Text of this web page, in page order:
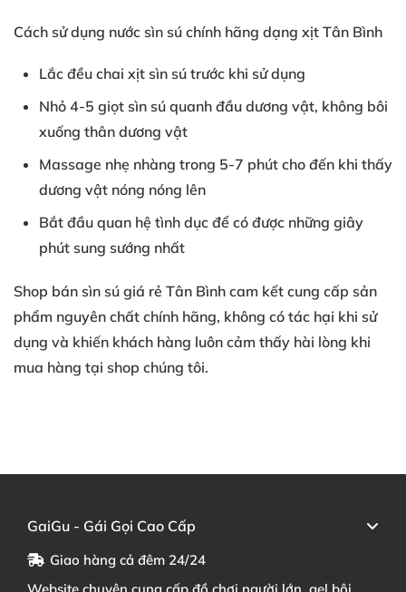
Cách sử dụng nước sìn sú chính hãng dạng xịt Tân Bình
Lắc đều chai xịt sìn sú trước khi sử dụng
Nhỏ 4-5 giọt sìn sú quanh đầu dương vật, không bôi
xuống thân dương vật
Massage nhẹ nhàng trong 5-7 phút cho đến khi thấy
dương vật nóng nóng lên
Bắt đầu quan hệ tình dục để có được những giây
phút sung sướng nhất
Shop bán sìn sú giá rẻ Tân Bình cam kết cung cấp sản
phẩm nguyên chất chính hãng, không có tác hại khi sử
dụng và khiến khách hàng luôn cảm thấy hài lòng khi
mua hàng tại shop chúng tôi.
GaiGu - Gái Gọi Cao Cấp
Giao hàng cả đêm 24/24